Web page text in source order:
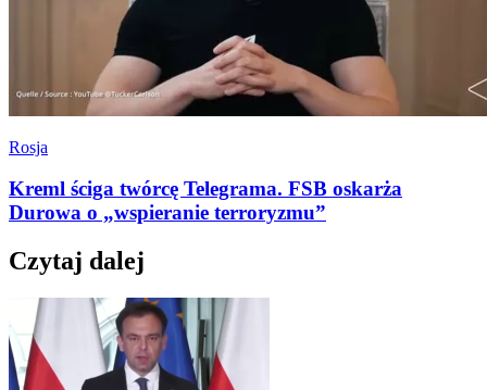
Rosja
Kreml ściga twórcę Telegrama. FSB oskarża
Durowa o „wspieranie terroryzmu”
Czytaj dalej